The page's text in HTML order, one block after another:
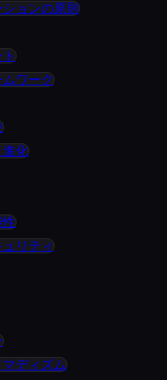
ョンの原則
ト
ムワーク
進化
性
ュリティ
マディズム